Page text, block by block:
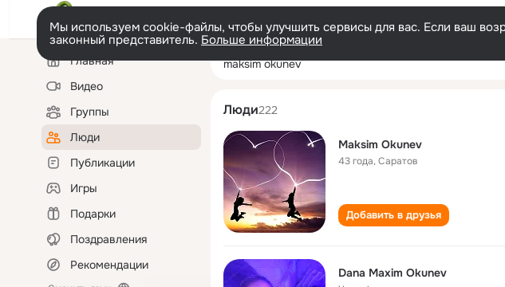
Мы используем cookie-файлы, чтобы улучшить сервисы для вас. Если ваш
законный представитель. Больше информации
Левая
колонкаГлавная
Видео
Группы
Люди
Публикации
Игры
Подарки
Поздравления
Рекомендации
maksim okunev
Люди222
Maksim Okunev
43 года,Саратов
Добавить в друзья
Dana Maxim Okunev